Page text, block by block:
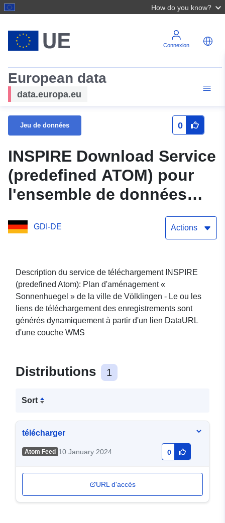
How do you know?
Connexion
European data
data.europa.eu
Jeu de données 0
INSPIRE Download Service
(predefined ATOM) pour
l'ensemble de données
"Sonnenhuegel"
GDI-DE Actions
Description du service de téléchargement INSPIRE
(predefined Atom): Plan d'aménagement «
Sonnenhuegel » de la ville de Völklingen - Le ou les
liens de téléchargement des enregistrements sont
générés dynamiquement à partir d'un lien DataURL
d'une couche WMS
Distributions 1
Sort
télécharger
Atom Feed 10 January 2024 0
URL d'accès